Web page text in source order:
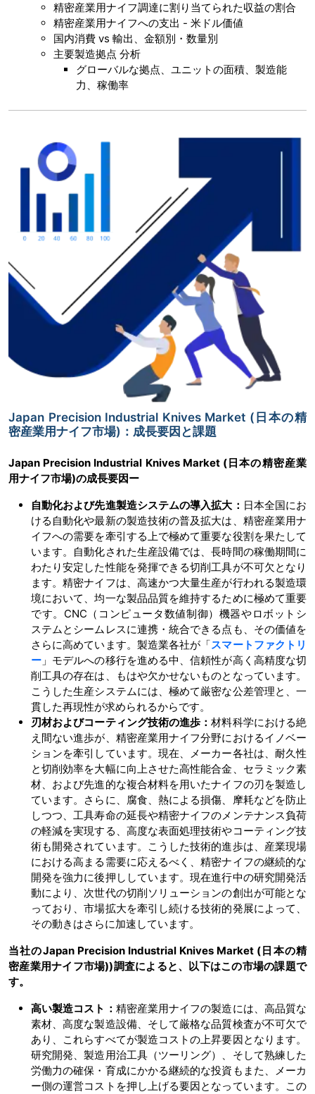
精密産業用ナイフ調達に割り当てられた収益の割合
精密産業用ナイフへの支出 - 米ドル価値
国内消費 vs 輸出、金額別・数量別
主要製造拠点 分析
グローバルな拠点、ユニットの面積、製造能
力、稼働率
Japan Precision Industrial Knives Market (日本の精
密産業用ナイフ市場)：成長要因と課題
Japan Precision Industrial Knives Market (日本の精密産業
用ナイフ市場)の成長要因ー
自動化および先進製造システムの導入拡大： 日本全国にお
ける自動化や最新の製造技術の普及拡大は、精密産業用ナ
イフへの需要を牽引する上で極めて重要な役割を果たして
います。自動化された生産設備では、長時間の稼働期間に
わたり安定した性能を発揮できる切削工具が不可欠となり
ます。精密ナイフは、高速かつ大量生産が行われる製造環
境において、均一な製品品質を維持するために極めて重要
です。CNC（コンピュータ数値制御）機器やロボットシ
ステムとシームレスに連携・統合できる点も、その価値を
さらに高めています。製造業各社が「スマートファクトリ
ー 」モデルへの移行を進める中、信頼性が高く高精度な切
削工具の存在は、もはや欠かせないものとなっています。
こうした生産システムには、極めて厳密な公差管理と、一
貫した再現性が求められるからです。
刃材およびコーティング技術の進歩：材料科学における絶
え間ない進歩が、精密産業用ナイフ分野におけるイノベー
ションを牽引しています。現在、メーカー各社は、耐久性
と切削効率を大幅に向上させた高性能合金、セラミック素
材、および先進的な複合材料を用いたナイフの刃を製造し
ています。さらに、腐食、熱による損傷、摩耗などを防止
しつつ、工具寿命の延長や精密ナイフのメンテナンス負荷
の軽減を実現する、高度な表面処理技術やコーティング技
術も開発されています。こうした技術的進歩は、産業現場
における高まる需要に応えるべく、精密ナイフの継続的な
開発を強力に後押ししています。現在進行中の研究開発活
動により、次世代の切削ソリューションの創出が可能とな
っており、市場拡大を牽引し続ける技術的発展によって、
その動きはさらに加速しています。
当社のJapan Precision Industrial Knives Market (日本の精
密産業用ナイフ市場))調査によると、以下はこの市場の課題で
す。
高い製造コスト： 精密産業用ナイフの製造には、高品質な
素材、高度な製造設備、そして厳格な品質検査が不可欠で
あり、これらすべてが製造コストの上昇要因となります。
研究開発、製造用治工具（ツーリング）、そして熟練した
労働力の確保・育成にかかる継続的な投資もまた、メーカ
ー側の運営コストを押し上げる要因となっています。この